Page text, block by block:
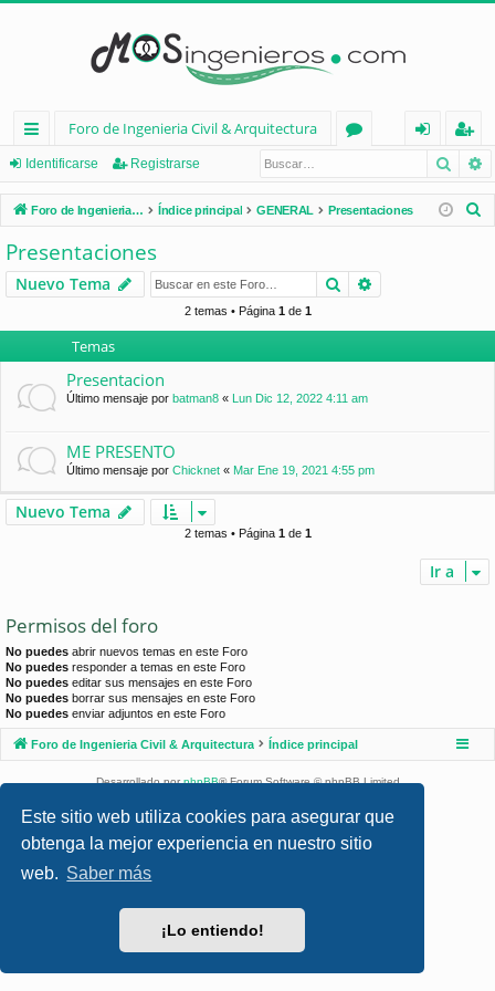
Este sitio web utiliza cookies para asegurar que
obtenga la mejor experiencia en nuestro sitio
web. Saber más
¡Lo entiendo!
nl
ac
es
rá
pi
d
os
Foro de Ingenieria Civil & Arquitectura
os
nt
ifi
e
eg
ist
ra
Identificarse Registrarse
Foro de Ingenieria Civil & Arquitectura Índice principal GENERAL Presentaciones
r
Presentaciones
Nuevo Tema Buscar
2 temas • Página 1de 1
Temas
Presentacion
Último mensaje por batman8 « Lun Dic 12, 2022 4:11 am
ME PRESENTO
Último mensaje por Chicknet « Mar Ene 19, 2021 4:55 pm
Nuevo Tema
2 temas • Página 1de 1
Ir a
Permisos del foro
No puedes abrir nuevos temas en este Foro
No puedes responder a temas en este Foro
No puedes editar sus mensajes en este Foro
No puedes borrar sus mensajes en este Foro
No puedes enviar adjuntos en este Foro
Foro de Ingenieria Civil & Arquitectura Índice principal
Desarrollado porphpBB® Forum Software © phpBB Limited
Traducción al español porphpBB España
Privacidad| Condiciones